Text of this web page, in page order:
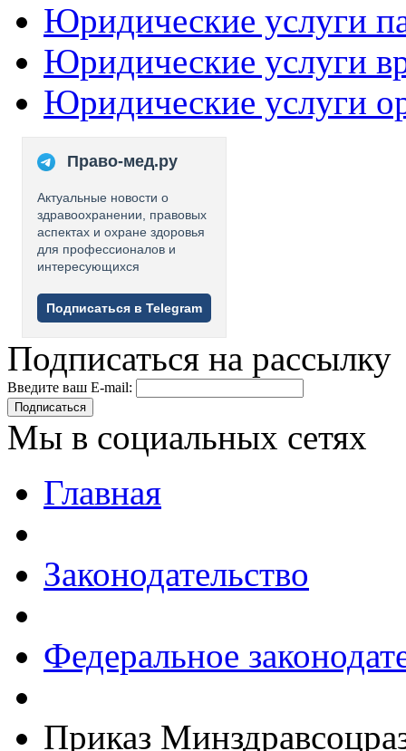
Юридические услуги
Юридические услуги
Юридические услуги
Право-мед.ру
Актуальные новости о
здравоохранении, правовых
аспектах и охране здоровья
для профессионалов и
интересующихся
Подписаться в Telegram
Подписаться на рассылку
Введите ваш E-mail:
Подписаться
Мы в социальных сетях
Главная
Законодательство
Федеральное
Приказ